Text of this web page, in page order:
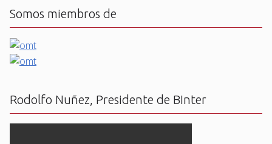
Somos miembros de
Rodolfo Nuñez, Presidente de BInter